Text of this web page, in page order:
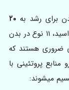
برای رشد به ۲۰
مختلف نیاز دارد. از این ۲۰ آمینواسید، ۱۱ نوع در بدن
ضروری هستند که
پروتئینی با
میشوند: